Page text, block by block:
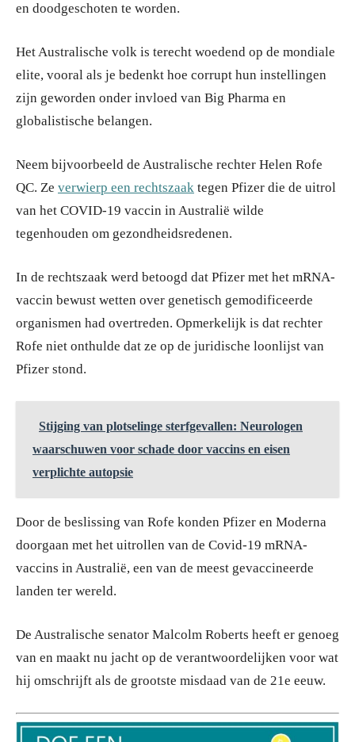
en doodgeschoten te worden.
Het Australische volk is terecht woedend op de mondiale
elite, vooral als je bedenkt hoe corrupt hun instellingen
zijn geworden onder invloed van Big Pharma en
globalistische belangen.
Neem bijvoorbeeld de Australische rechter Helen Rofe
QC. Ze verwierp een rechtszaak tegen Pfizer die de uitrol
van het COVID-19 vaccin in Australië wilde
tegenhouden om gezondheidsredenen.
In de rechtszaak werd betoogd dat Pfizer met het mRNA-
vaccin bewust wetten over genetisch gemodificeerde
organismen had overtreden. Opmerkelijk is dat rechter
Rofe niet onthulde dat ze op de juridische loonlijst van
Pfizer stond.
Stijging van plotselinge sterfgevallen: Neurologen
waarschuwen voor schade door vaccins en eisen
verplichte autopsie
Door de beslissing van Rofe konden Pfizer en Moderna
doorgaan met het uitrollen van de Covid-19 mRNA-
vaccins in Australië, een van de meest gevaccineerde
landen ter wereld.
De Australische senator Malcolm Roberts heeft er genoeg
van en maakt nu jacht op de verantwoordelijken voor wat
hij omschrijft als de grootste misdaad van de 21e eeuw.